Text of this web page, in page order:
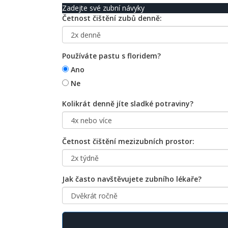
Zadejte své zubní návyky
Četnost čištění zubů denně:
Používáte pastu s floridem?
Ano
Ne
Kolikrát denně jíte sladké potraviny?
Četnost čištění mezizubních prostor:
Jak často navštěvujete zubního lékaře?